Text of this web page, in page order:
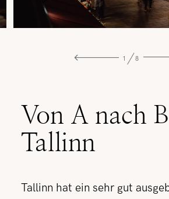
1 8
Von A nach
Tallinn
Tallinn hat ein sehr gut